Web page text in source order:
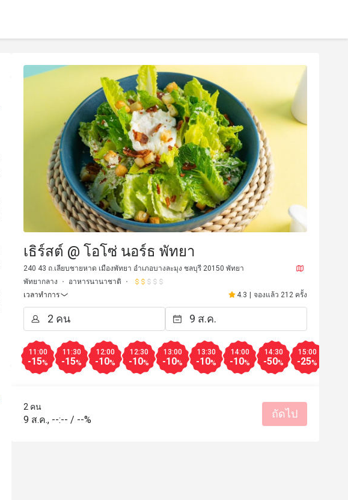
เธิร์สต์ @ โอโซ่ นอร์ธ พัทยา
240 43 ถ.เลียบชายหาด เมืองพัทยา อำเภอบางละมุง ชลบุรี 20150 พัทยา
พัทยากลาง
อาหารนานาชาติ
เวลาทำการ
4.3 | จองแล้ว 212 ครั้ง
11:00
-15%
11:30
-15%
12:00
-10%
12:30
-10%
13:00
-10%
13:30
-10%
14:00
-10%
14:30
-50%
15:00
-25%
2 คน
9 ส.ค., --:-- / --% ถัดไป